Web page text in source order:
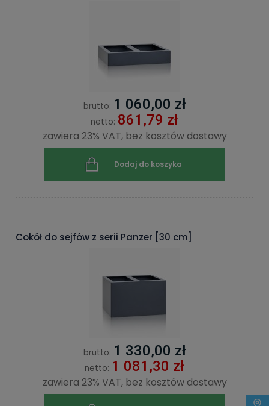
brutto: 1 060,00 zł
netto: 861,79 zł
zawiera 23% VAT, bez kosztów dostawy
Dodaj do koszyka
Cokół do sejfów z serii Panzer [30 cm]
brutto: 1 330,00 zł
netto: 1 081,30 zł
zawiera 23% VAT, bez kosztów dostawy